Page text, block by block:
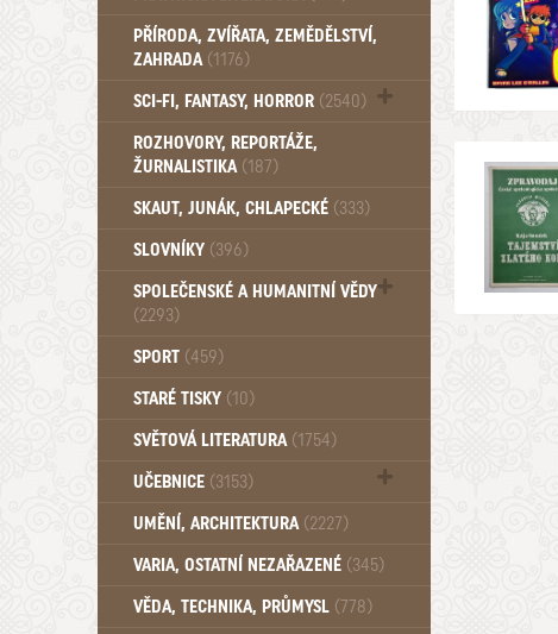
PŘÍRODA, ZVÍŘATA, ZEMĚDĚLSTVÍ,
ZAHRADA (1176)
SCI-FI, FANTASY, HORROR (2540)
UFO (14)
ROZHOVORY, REPORTÁŽE,
ŽURNALISTIKA (187)
SKAUT, JUNÁK, CHLAPECKÉ (333)
SLOVNÍKY (396)
SPOLEČENSKÉ A HUMANITNÍ VĚDY
(2293)
Pedagogika (191)
Psychologie a osobní rozvoj (761)
SPORT (459)
STARÉ TISKY (10)
SVĚTOVÁ LITERATURA (1754)
UČEBNICE (3153)
Učebnice - Jazykové (1297)
Učebnice - VŠ (259)
Učebnice - ZŠ (556)
Učebnice - Ostatní (499)
UMĚNÍ, ARCHITEKTURA (2227)
VARIA, OSTATNÍ NEZAŘAZENÉ (345)
VĚDA, TECHNIKA, PRŮMYSL (778)